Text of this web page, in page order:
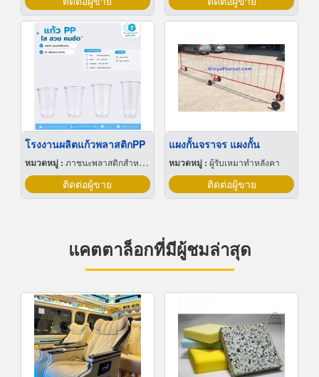
โรงงานผลิตแก้วพลาสติกPP
หมวดหมู่ : ภาชนะพลาสติกสำหรับบรรจุ
ติดต่อผู้ขาย
แผงกั้นจราจร แผงกั้น
หมวดหมู่ : ผู้รับเหมาทำหลังคา
ติดต่อผู้ขาย
แคตตาล็อกที่มีผู้ชมล่าสุด